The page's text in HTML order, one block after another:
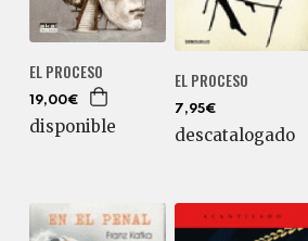
EL PROCESO
19,00€
disponible
EL PROCESO
7,95€
descatalogado